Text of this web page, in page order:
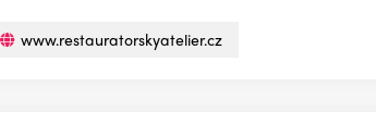
www.restauratorskyatelier.cz